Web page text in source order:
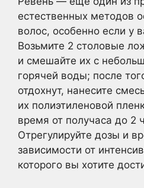
естественных методов
волос, особенно если у
Возьмите 2 столовые
и смешайте их с
горячей воды; после
отдохнут, нанесите
их полиэтиленовой
время от получаса до 2
Отрегулируйте дозы и
зависимости от
которого вы хотите